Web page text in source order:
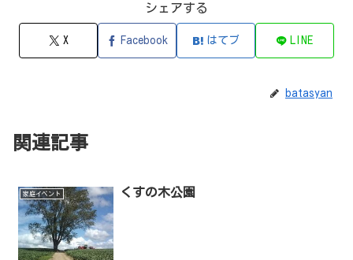
シェアする
X Facebook はてブ LINE
batasyan
関連記事
家庭イベント くすの木公園